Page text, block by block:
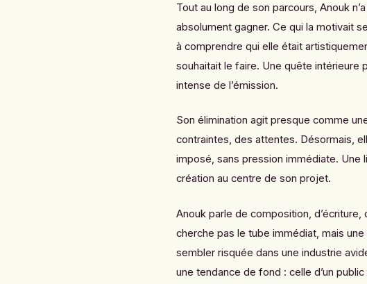
Tout au long de son parcours, Anouk
absolument gagner. Ce qui la motivait
à comprendre qui elle était
souhaitait le faire. Une quête intérieure
intense de l’émission.
Son élimination agit presque comme
contraintes, des attentes. Désormais,
imposé, sans pression immédiate. Une
création au centre de son projet.
Anouk parle de composition,
cherche pas le tube immédiat, mais
sembler risquée dans une industrie
une tendance de fond : celle d’un